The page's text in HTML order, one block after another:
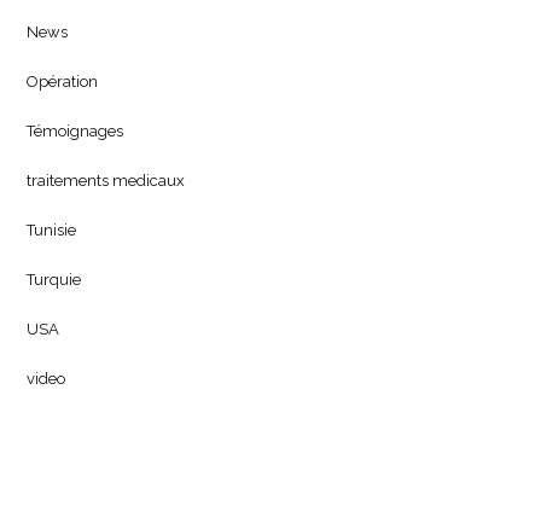
News
Opération
Témoignages
traitements medicaux
Tunisie
Turquie
USA
video